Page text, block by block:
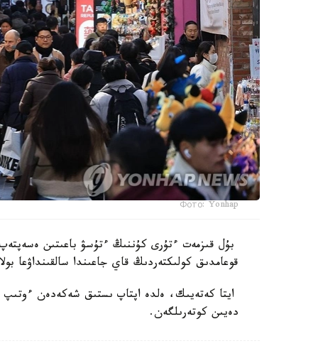
Фото: Yonhap
بۇل قىزمەت ءتۇرى كۇننىڭ ءتۇسۋ باعىتىن
قوعامدىق كولىكتەردىڭ قاي جاعىندا سالقىنداۋعا
دەيىن كوتەرىلگەن.